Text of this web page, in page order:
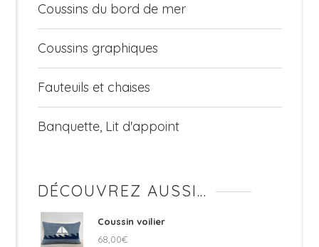
Coussins du bord de mer
Coussins graphiques
Fauteuils et chaises
Banquette, Lit d'appoint
DÉCOUVREZ AUSSI…
Coussin voilier
68,00€